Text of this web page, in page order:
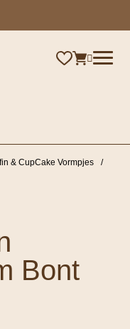
& CupCake Vormpjes
/
Bont